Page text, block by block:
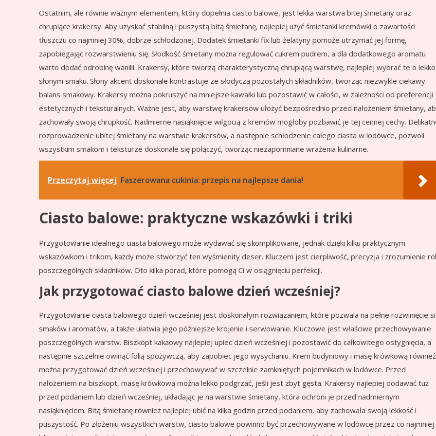
Ostatnim, ale równie ważnym elementem, który dopełnia ciasto balowe, jest lekka warstwa bitej śmietany oraz
chrupiące krakersy. Aby uzyskać stabilną i puszystą bitą śmietanę, najlepiej użyć śmietanki kremówki o zawartości
tłuszczu co najmniej 30%, dobrze schłodzonej. Dodatek śmietanki fix lub żelatyny pomoże utrzymać jej formę,
zapobiegając rozwarstwieniu się. Słodkość śmietany można regulować cukrem pudrem, a dla dodatkowego aromatu
warto dodać odrobinę wanilii. Krakersy, które tworzą charakterystyczną chrupiącą warstwę, najlepiej wybrać te o lekko
słonym smaku. Słony akcent doskonale kontrastuje ze słodyczą pozostałych składników, tworząc niezwykle ciekawy
balans smakowy. Krakersy można pokruszyć na mniejsze kawałki lub pozostawić w całości, w zależności od preferencji
estetycznych i teksturalnych. Ważne jest, aby warstwę krakersów ułożyć bezpośrednio przed nałożeniem śmietany,
zachowały swoją chrupkość. Nadmierne nasiąknięcie wilgocią z kremów mogłoby pozbawić je tej cennej cechy.
rozprowadzenie ubitej śmietany na warstwie krakersów, a następnie schłodzenie całego ciasta w lodówce, pozwoli
wszystkim smakom i teksturze doskonale się połączyć, tworząc niezapomniane wrażenia kulinarne.
Przeczytaj więcej Faszerowana cukinia: przepis na najlepsze dania!
Ciasto balowe: praktyczne wskazówki i triki
Przygotowanie idealnego ciasta balowego może wydawać się skomplikowane, jednak dzięki kilku praktycznym
wskazówkom i trikom, każdy może stworzyć ten wyśmienity deser. Kluczem jest cierpliwość, precyzja i zrozumienie
poszczególnych składników. Oto kilka porad, które pomogą Ci w osiągnięciu perfekcji.
Jak przygotować ciasto balowe dzień wcześniej?
Przygotowanie ciasta balowego dzień wcześniej jest doskonałym rozwiązaniem, które pozwala na pełne rozwinięcie
smaków i aromatów, a także ułatwia jego późniejsze krojenie i serwowanie. Kluczowe jest właściwe przechowywanie
poszczególnych warstw. Biszkopt kakaowy najlepiej upiec dzień wcześniej i pozostawić do całkowitego ostygnięcia, a
następnie szczelnie owinąć folią spożywczą, aby zapobiec jego wysychaniu. Krem budyniowy i masę krówkową również
można przygotować dzień wcześniej i przechowywać w szczelnie zamkniętych pojemnikach w lodówce. Przed
nałożeniem na biszkopt, masę krówkową można lekko podgrzać, jeśli jest zbyt gęsta. Krakersy najlepiej dodawać tuż
przed podaniem lub dzień wcześniej, układając je na warstwie śmietany, która ochroni je przed nadmiernym
nasiąknięciem. Bitą śmietanę również najlepiej ubić na kilka godzin przed podaniem, aby zachowała swoją lekkość i
puszystość. Po złożeniu wszystkich warstw, ciasto balowe powinno być przechowywane w lodówce przez co najmniej